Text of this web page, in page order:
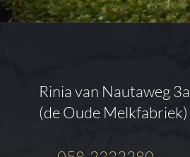
Rinia van Nautaweg 3a
(de Oude Melkfabriek)